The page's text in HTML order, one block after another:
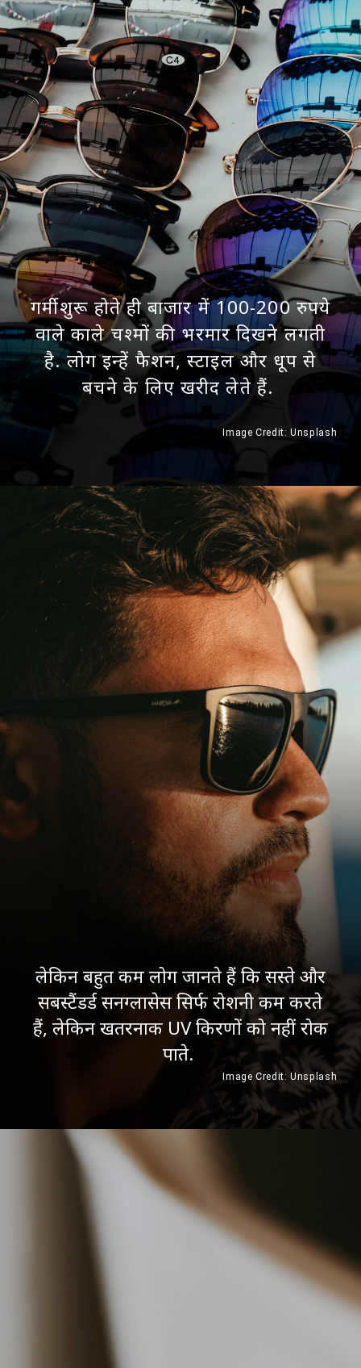
गर्मी शुरू होते ही बाजार में 100-200 रुपये
वाले काले चश्मों की भरमार दिखने लगती
है. लोग इन्हें फैशन, स्टाइल और धूप से
बचने के लिए खरीद लेते हैं.
Image Credit: Unsplash
लेकिन बहुत कम लोग जानते हैं कि सस्ते और
सबस्टैंडर्ड सनग्लासेस सिर्फ रोशनी कम करते
हैं, लेकिन खतरनाक UV किरणों को नहीं रोक
पाते.
Image Credit: Unsplash